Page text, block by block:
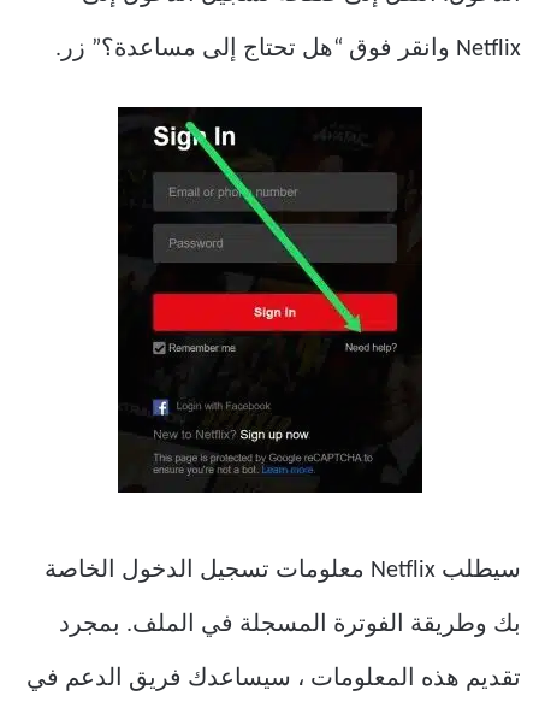
Netflix وانقر فوق “هل تحتاج إلى مساعدة؟” زر.
سيطلب Netflix معلومات تسجيل الدخول الخاصة
بك وطريقة الفوترة المسجلة في الملف. بمجرد
تقديم هذه المعلومات ، سيساعدك فريق الدعم في